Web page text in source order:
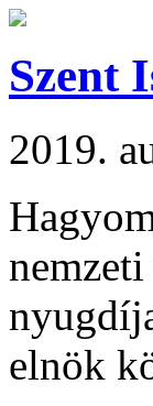
Szent
2019.
elnök